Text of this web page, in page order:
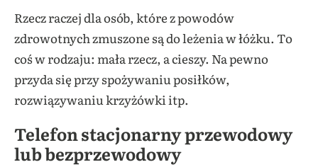
Rzecz raczej dla osób, które z powodów
zdrowotnych zmuszone są do leżenia w łóżku. To
coś w rodzaju: mała rzecz, a cieszy. Na pewno
przyda się przy spożywaniu posiłków,
rozwiązywaniu krzyżówki itp.
Telefon stacjonarny przewodowy
lub bezprzewodowy